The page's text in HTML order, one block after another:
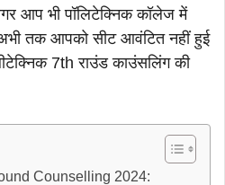
आप भी पॉलिटेक्निक कॉलेज में
तक आपको सीट आवंटित नहीं हुई
7th राउंड काउंसलिंग की
Counselling 2024: